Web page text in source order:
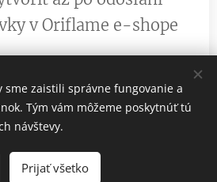
v Oriflame e-shope
sme zaistili správne fungovanie a
Tým vám môžeme poskytnúť tú
návštevy.
Prijať všetko